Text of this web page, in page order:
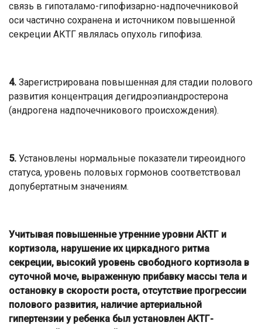
связь в гипоталамо-гипофизарно-надпочечниковой
оси частично сохранена и источником повышенной
секреции АКТГ являлась опухоль гипофиза.
4. Зарегистрирована повышенная для стадии полового
развития концентрация дегидроэпиандростерона
(андрогена надпочечникового происхождения).
5. Установлены нормальные показатели тиреоидного
статуса, уровень половых гормонов соответствовал
допубертатным значениям.
Учитывая повышенные утренние уровни АКТГ и
кортизола, нарушение их циркадного ритма
секреции, высокий уровень свободного кортизола в
суточной моче, выраженную прибавку массы тела и
остановку в скорости роста, отсутствие прогрессии
полового развития, наличие артериальной
гипертензии у ребенка был установлен АКТГ-